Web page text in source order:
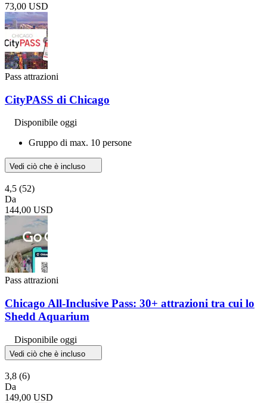
73,00 USD
Pass attrazioni
CityPASS di Chicago
Disponibile oggi
Gruppo di max. 10 persone
Vedi ciò che è incluso
4,5 (52)
Da
144,00 USD
Pass attrazioni
Chicago All-Inclusive Pass: 30+ attrazioni tra cui lo
Shedd Aquarium
Disponibile oggi
Vedi ciò che è incluso
3,8 (6)
Da
149,00 USD